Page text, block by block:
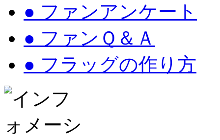
● ファンアンケート
● ファンＱ＆Ａ
● フラッグの作り方